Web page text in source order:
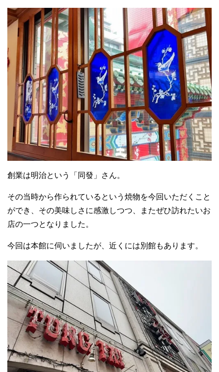
創業は明治という「同發」さん。
その当時から作られているという焼物を今回いただくこと
ができ、その美味しさに感激しつつ、またぜひ訪れたいお
店の一つとなりました。
今回は本館に伺いましたが、近くには別館もあります。